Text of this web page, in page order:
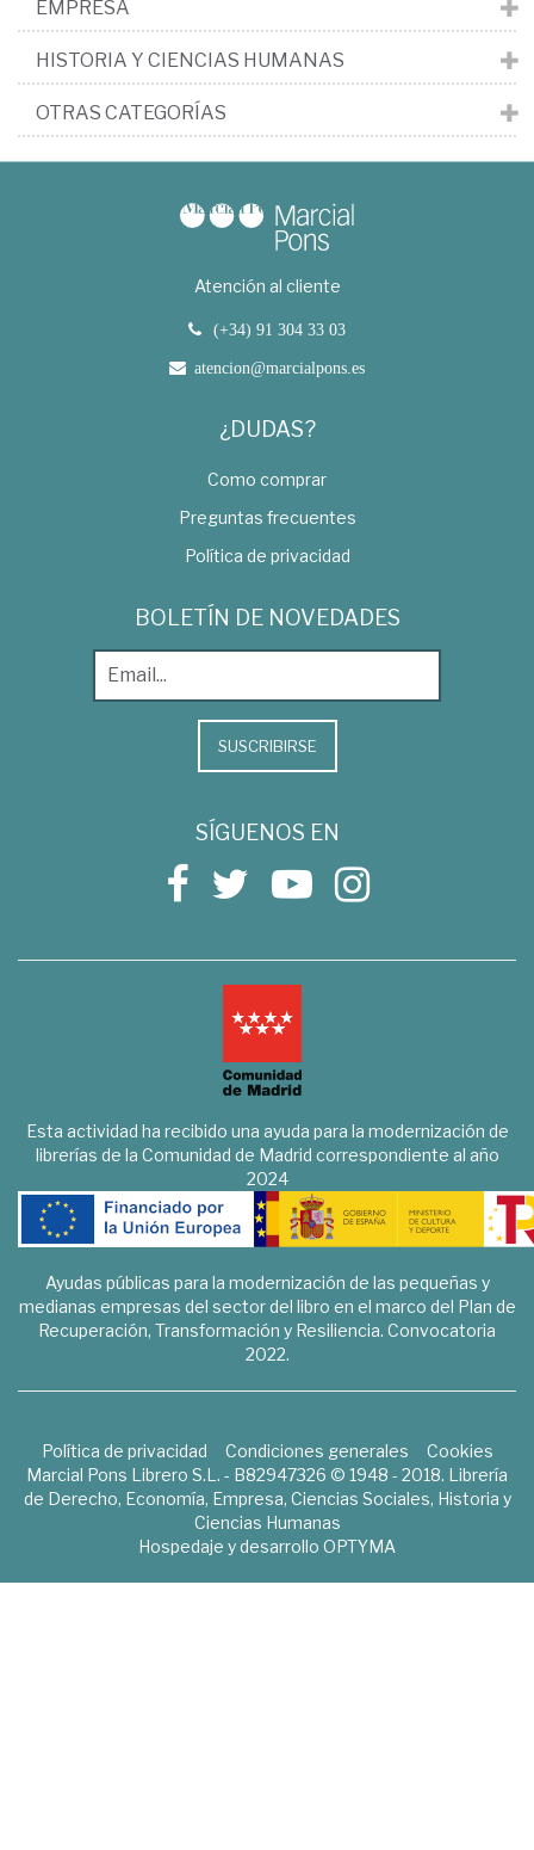
EMPRESA
HISTORIA Y CIENCIAS HUMANAS
OTRAS CATEGORÍAS
Atención al cliente
(+34) 91 304 33 03
atencion@marcialpons.es
¿DUDAS?
Como comprar
Preguntas frecuentes
Política de privacidad
BOLETÍN DE NOVEDADES
SUSCRIBIRSE
SÍGUENOS EN
Esta actividad ha recibido una ayuda para la modernización de
librerías de la Comunidad de Madrid correspondiente al año
2024
Ayudas públicas para la modernización de las pequeñas y
medianas empresas del sector del libro en el marco del Plan de
Recuperación, Transformación y Resiliencia. Convocatoria
2022.
Política de privacidad Condiciones generales
Cookies
Marcial Pons Librero S.L. - B82947326 © 1948 - 2018. Librería
de Derecho, Economía, Empresa, Ciencias Sociales, Historia y
Ciencias Humanas
Hospedaje y desarrollo OPTYMA